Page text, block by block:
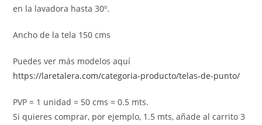
en la lavadora hasta 30º.
Ancho de la tela 150 cms
Puedes ver más modelos aquí
https://laretalera.com/categoria-producto/telas-de-punto/
PVP = 1 unidad = 50 cms = 0.5 mts.
Si quieres comprar, por ejemplo, 1.5 mts, añade al carrito 3